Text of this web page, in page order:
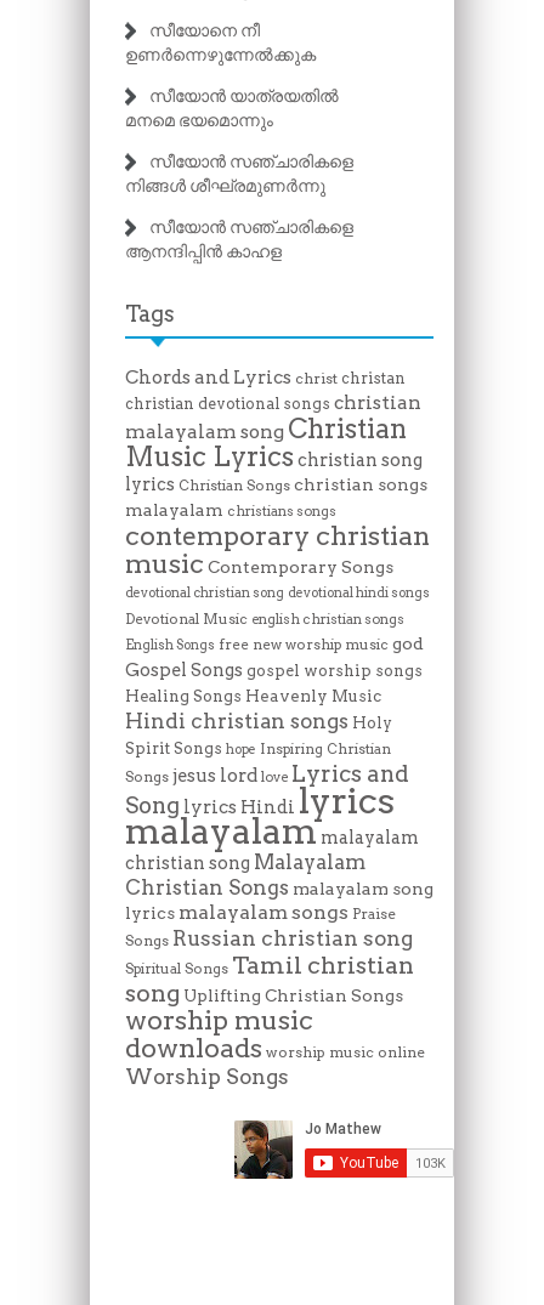
സീയോനെ നീ
ഉണർന്നെഴുന്നേൽക്കുക
സീയോൻ യാത്രയതിൽ
മനമെ ഭയമൊന്നും
സീയോൻ സഞ്ചാരികളെ
നിങ്ങൾ ശീഘ്രമുണർന്നു
സീയോൻ സഞ്ചാരികളെ
ആനന്ദിപ്പിൻ കാഹള
Tags
Chords and Lyrics christ christan
christian devotional songs christian
malayalam song Christian
Music Lyrics christian song
lyrics Christian Songs christian songs
malayalam christians songs
contemporary christian
music Contemporary Songs
devotional christian song devotional hindi songs
Devotional Music english christian songs
English Songs free new worship music god
Gospel Songs gospel worship songs
Healing Songs Heavenly Music
Hindi christian songs Holy
Spirit Songs hope Inspiring Christian
Songs jesus lord love Lyrics and
Song lyrics Hindi lyrics
malayalam malayalam
christian song Malayalam
Christian Songs malayalam song
lyrics malayalam songs Praise
Songs Russian christian song
Spiritual Songs Tamil christian
song Uplifting Christian Songs
worship music
downloads worship music online
Worship Songs